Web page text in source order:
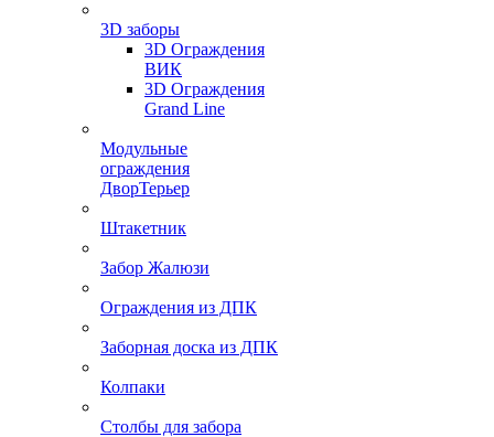
3D заборы
3D Ограждения
ВИК
3D Ограждения
Grand Line
Модульные
ограждения
ДворТерьер
Штакетник
Забор Жалюзи
Ограждения из ДПК
Заборная доска из ДПК
Колпаки
Столбы для забора